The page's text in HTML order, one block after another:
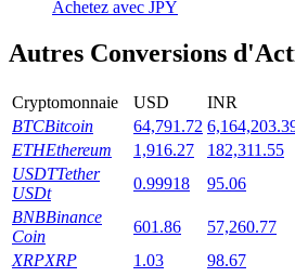
Launchpool
Achetez avec JPY
Autres Conversions
Cryptomonnaie USD INR
BTCBitcoin 64,791.72
ETHEthereum 1,916.27 182,311.55
USDTTether
USDt
0.99918 95.06
BNBBinance
Coin
601.86 57,260.77
XRPXRP 1.03 98.67